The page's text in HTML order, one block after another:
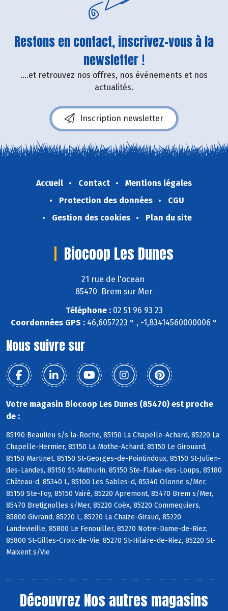
Restons en contact, inscrivez-vous à la
newsletter !
....et retrouvez nos offres, nos événements et nos
actualités.
Inscription newsletter
Accueil Contact
Mentions légales
Protection des données
CGU
Gestion des cookies
Plan du site
Biocoop Les Dunes
21 rue de l'ocean
85470 Brem sur Mer
Téléphone :02 51 96 93 23
Coordonnées GPS : 46,6057223 ° , -1,83414560000006 °
Nous suivre sur
Votre magasin Biocoop Les Dunes (85470) est proche
de :
85190 Beaulieu s/s la-Roche, 85150 La Chapelle-Achard, 85220 La
Chapelle-Hermier, 85150 La Mothe-Achard, 85150 Le Girouard,
85150 Martinet, 85150 St-Georges-de-Pointindoux, 85150 St-Julien-
des-Landes, 85150 St-Mathurin, 85150 Ste-Flaive-des-Loups, 85180
Château-d, 85340 L, 85100 Les Sables-d, 85340 Olonne s/Mer,
85150 Ste-Foy, 85150 Vairé, 85220 Apremont, 85470 Brem s/Mer,
85470 Bretignolles s/Mer, 85220 Coëx, 85220 Commequiers,
85800 Givrand, 85220 L, 85220 La Chaize-Giraud, 85220
Landevieille, 85800 Le Fenouiller, 85270 Notre-Dame-de-Riez,
85800 St-Gilles-Croix-de-Vie, 85270 St-Hilaire-de-Riez, 85220 St-
Maixent s/Vie
Découvrez Nos autres magasins